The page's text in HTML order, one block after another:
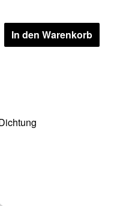
In den Warenkorb